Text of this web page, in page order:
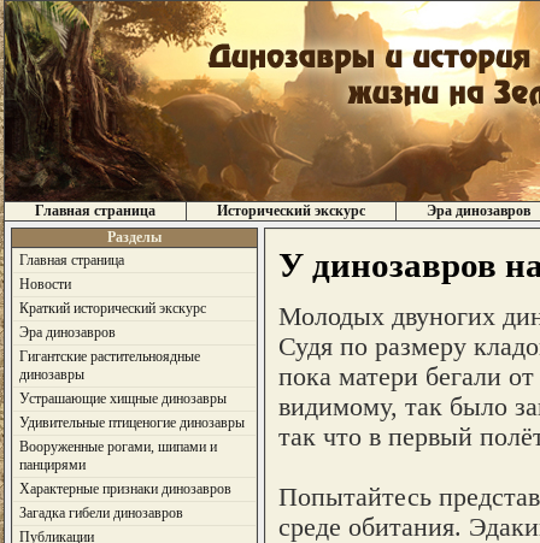
Главная страница Исторический экскурс
Эра динозавров
Разделы
Главная страница
Новости
Краткий исторический экскурс
Эра динозавров
Гигантские растительноядные
динозавры
Устрашающие хищные динозавры
Удивительные птиценогие динозавры
Вооруженные рогами, шипами и
панцирями
Характерные признаки динозавров
Загадка гибели динозавров
Публикации
У динозавров
Молодых двуногих
Судя по размеру
пока матери бегали
видимому, так было
так что в первый
Попытайтесь
среде обитания.